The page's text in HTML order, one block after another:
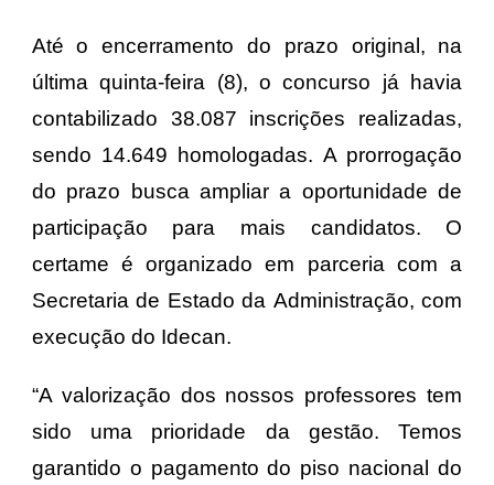
Até o encerramento do prazo original, na
última quinta-feira (8), o concurso já havia
contabilizado 38.087 inscrições realizadas,
sendo 14.649 homologadas. A prorrogação
do prazo busca ampliar a oportunidade de
participação para mais candidatos. O
certame é organizado em parceria com a
Secretaria de Estado da Administração, com
execução do Idecan.
“A valorização dos nossos professores tem
sido uma prioridade da gestão. Temos
garantido o pagamento do piso nacional do